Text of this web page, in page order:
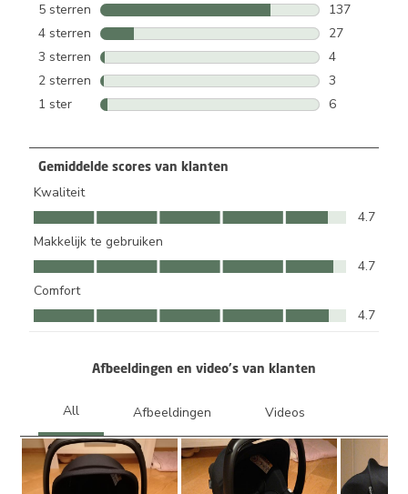
5 sterren sterren
137
137
4 sterren sterren
27
27
3 sterren sterren
4
4
2 sterren sterren
3
3
1 ster sterren
6
Gemiddelde scores van klanten
Kwaliteit
Kwaliteit, 4.7 van 5
4.7
Makkelijk te gebruiken
Makkelijk te gebruiken, 4.7 van 5
4.7
Comfort
Comfort, 4.7 van 5
4.7
Afbeeldingen en video's van klanten